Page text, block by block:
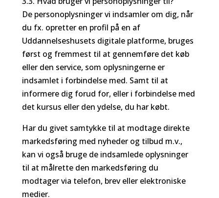
De personoplysninger vi indsamler om dig, når
du fx. opretter en profil på en af
Uddannelseshusets digitale platforme, bruges
først og fremmest til at gennemføre det køb
eller den service, som oplysningerne er
indsamlet i forbindelse med. Samt til at
informere dig forud for, eller i forbindelse med
det kursus eller den ydelse, du har købt.
Har du givet samtykke til at modtage direkte
markedsføring med nyheder og tilbud m.v.,
kan vi også bruge de indsamlede oplysninger
til at målrette den markedsføring du
modtager via telefon, brev eller elektroniske
medier.